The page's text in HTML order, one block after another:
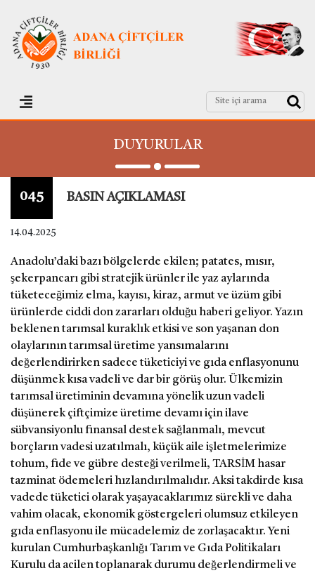
DUYURULAR
045 BASIN AÇIKLAMASI
14.04.2025
Anadolu’daki bazı bölgelerde ekilen; patates, mısır,
şekerpancarı gibi stratejik ürünler ile yaz aylarında
tüketeceğimiz elma, kayısı, kiraz, armut ve üzüm gibi
ürünlerde ciddi don zararları olduğu haberi geliyor. Yazın
beklenen tarımsal kuraklık etkisi ve son yaşanan don
olaylarının tarımsal üretime yansımalarını
değerlendirirken sadece tüketiciyi ve gıda enflasyonunu
düşünmek kısa vadeli ve dar bir görüş olur. Ülkemizin
tarımsal üretiminin devamına yönelik uzun vadeli
düşünerek çiftçimize üretime devamı için ilave
sübvansiyonlu finansal destek sağlanmalı, mevcut
borçların vadesi uzatılmalı, küçük aile işletmelerimize
tohum, fide ve gübre desteği verilmeli, TARSİM hasar
tazminat ödemeleri hızlandırılmalıdır. Aksi takdirde kısa
vadede tüketici olarak yaşayacaklarımız sürekli ve daha
vahim olacak, ekonomik göstergeleri olumsuz etkileyen
gıda enflasyonu ile mücadelemiz de zorlaşacaktır. Yeni
kurulan Cumhurbaşkanlığı Tarım ve Gıda Politikaları
Kurulu da acilen toplanarak durumu değerlendirmeli ve